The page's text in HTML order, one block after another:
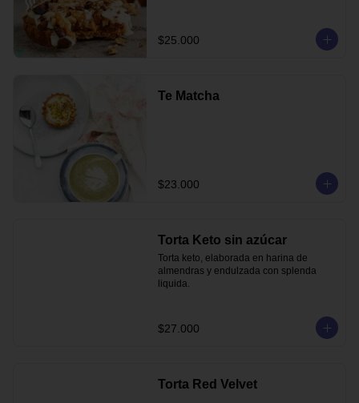
$25.000
Te Matcha
$23.000
Torta Keto sin azúcar
Torta keto, elaborada en harina de
almendras y endulzada con splenda
liquida.
$27.000
Torta Red Velvet